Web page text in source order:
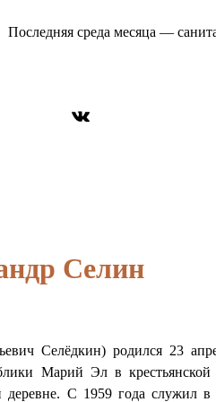
Последняя среда месяца —
ВКонтакте
Селин
Селёдкин) родился 23
Марий Эл в крестьянской
С 1959 года служил в